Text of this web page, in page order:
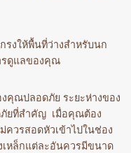
งให้พื้นที่ว่างสำหรับนก
รดูแลของคุณ
คุณปลอดภัย ระยะห่างของ
ยที่สำคัญ เมื่อคุณต้อง
ควรสอดหัวเข้าไปในช่อง
เหล็กแต่ละอันควรมีขนาด